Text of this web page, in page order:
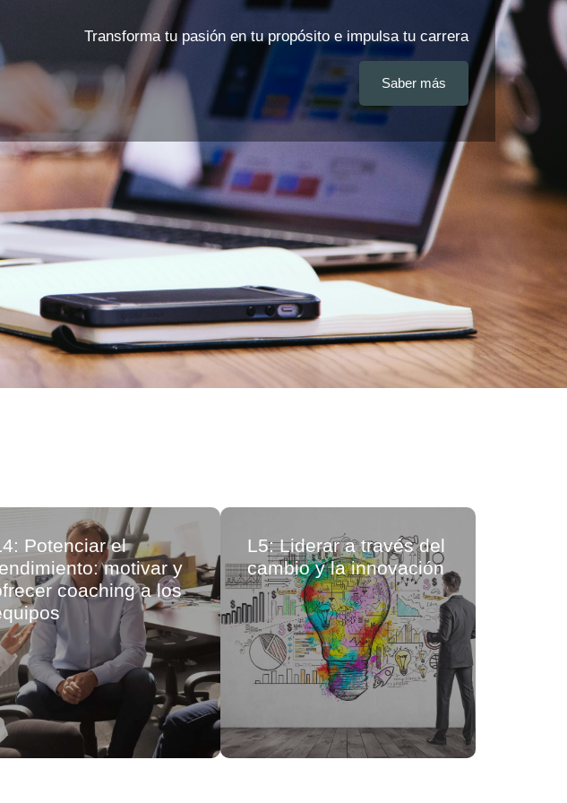
Transforma tu pasión en tu propósito e impulsa tu carrera
Saber más
Potenciar el
motivar y
coaching a los
L5: Liderar a través del
cambio y la innovación